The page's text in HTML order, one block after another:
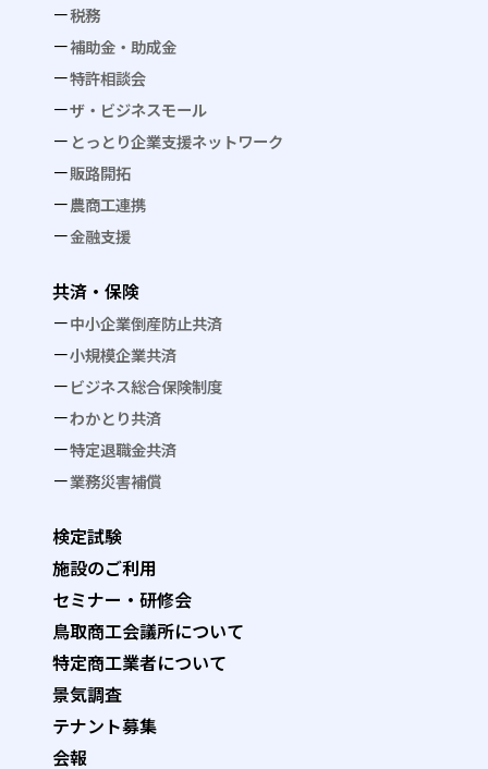
税務
補助金・助成金
特許相談会
ザ・ビジネスモール
とっとり企業支援ネットワーク
販路開拓
農商工連携
金融支援
共済・保険
中小企業倒産防止共済
小規模企業共済
ビジネス総合保険制度
わかとり共済
特定退職金共済
業務災害補償
検定試験
施設のご利用
セミナー・研修会
鳥取商工会議所について
特定商工業者について
景気調査
テナント募集
会報